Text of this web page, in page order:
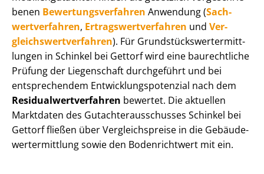
be­nen Be­wer­tungs­ver­fah­ren Anwendung (Sach­
wert­ver­fah­ren, Er­trags­wert­ver­fah­ren und Ver­
gleichs­wert­ver­fah­ren). Für Grund­stücks­wert­ermitt­
lun­gen in Schinkel bei Gettorf wird eine baurechtliche
Prüfung der Liegenschaft durchgeführt und bei
entsprechendem Ent­wick­lungs­po­ten­zi­al nach dem
Re­si­du­al­wert­ver­fah­ren bewertet. Die aktuellen
Marktdaten des Gut­ach­ter­aus­schus­ses Schinkel bei
Gettorf fließen über Ver­gleichs­prei­se in die Ge­bäu­de­
wert­ermitt­lung sowie den Bodenrichtwert mit ein.